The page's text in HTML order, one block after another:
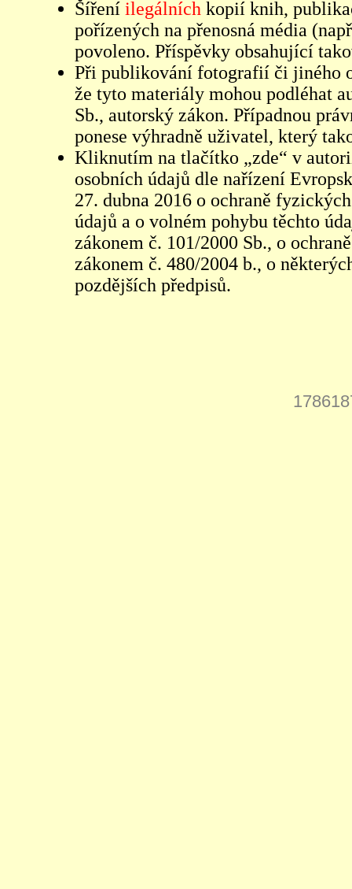
Šíření ilegálních kopií knih,
pořízených na přenosná média
povoleno. Příspěvky obsahující
Při publikování fotografií či jiného
že tyto materiály mohou podléhat
Sb., autorský zákon. Případnou
ponese výhradně uživatel, který
Kliknutím na tlačítko „zde“ v
osobních údajů dle nařízení
27. dubna 2016 o ochraně
údajů a o volném pohybu těchto
zákonem č. 101/2000 Sb., o
zákonem č. 480/2004 b., o
pozdějších předpisů.